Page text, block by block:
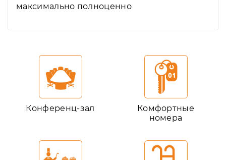
максимально полноценно
Конференц-зал
Комфортные
номера